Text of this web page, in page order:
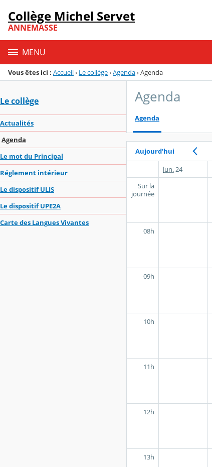
Menu de la rubrique
Contenu
Collège Michel Servet
ANNEMASSE
MENU
Vous êtes ici : Accueil› Le collège›Agenda›Agenda
Le collège
Actualités
Agenda
Le mot du Principal
Réglement intérieur
Le dispositif ULIS
Le dispositif UPE2A
Carte des Langues Vivantes
Agenda
Agenda
Aujourd’hui
lun. 24
Sur la
journée
08h
09h
10h
11h
12h
13h